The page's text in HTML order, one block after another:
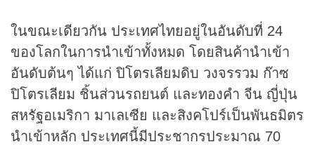
ในขณะเดียวกัน ประเทศไทยอยู่ในอันดับที่ 24
ของโลกในการนำเข้าทั้งหมด โดยสินค้านำเข้า
อันดับต้นๆ ได้แก่ ปิโตรเลียมดิบ วงจรรวม ก๊าซ
ปิโตรเลียม ชิ้นส่วนรถยนต์ และทองคำ จีน ญี่ปุ่น
สหรัฐอเมริกา มาเลเซีย และสิงคโปร์เป็นพันธมิตร
นำเข้าหลัก ประเทศนี้มีประชากรประมาณ 70